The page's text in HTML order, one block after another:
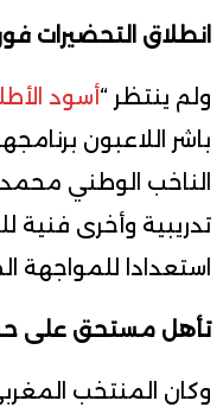
انطلاق التحضيرات
ولم ينتظر “أسود
باشر اللاعبون
الناخب الوطني
تدريبية وأخرى فنية
استعدادا للمواجهة
تأهل مستحق على
وكان المنتخب